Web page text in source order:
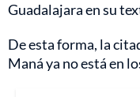
Guadalajara en su
De esta forma, la
Maná ya no está en